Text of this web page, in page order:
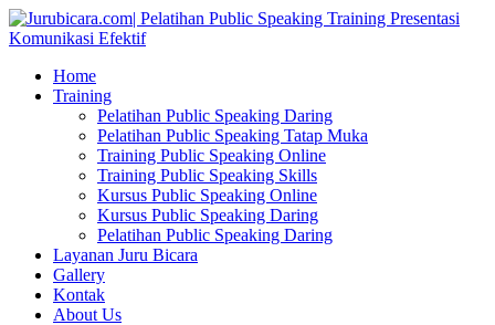
Home
Training
Pelatihan Public Speaking Daring
Pelatihan Public Speaking Tatap Muka
Training Public Speaking Online
Training Public Speaking Skills
Kursus Public Speaking Online
Kursus Public Speaking Daring
Pelatihan Public Speaking Daring
Layanan Juru Bicara
Gallery
Kontak
About Us